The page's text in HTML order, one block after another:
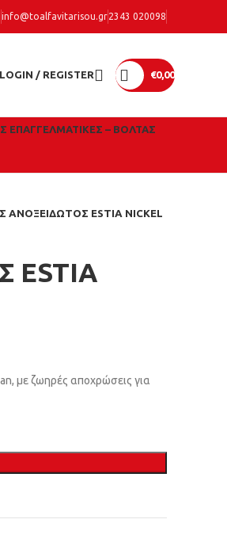
info@toalfavitarisou.gr2343 020098
LOGIN / REGISTER €0,00
ΕΠΑΓΓΕΛΜΑΤΙΚΈΣ – ΒΌΛΤΑΣ
ΑΝΟΞΕΙΔΩΤΟΣ ESTIA NICKEL
με ζωηρές αποχρώσεις για